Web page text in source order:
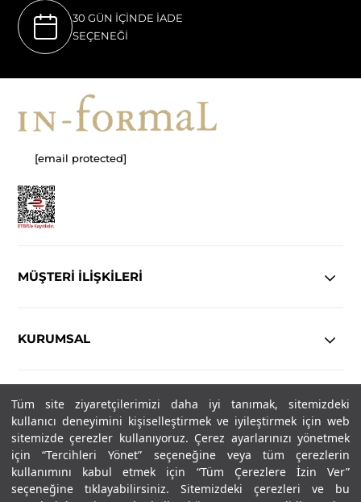
Tüm site ziyaretçilerimizi daha iyi tanımak, sitemizdeki
kullanıcı deneyimini kişiselleştirmek ve iyileştirmek için web
sitemizde çerezler kullanıyoruz. Çerez ayarlarınızı yönetmek
için “Tercihleri Yönet” seçeneğine veya tüm çerezlerin
kullanımını kabul etmek için “Tüm Çerezlere İzin Ver”
seçeneğine tıklayabilirsiniz. Sitemizdeki çerezleri ve bu
30 GÜN İÇİNDE İADE
SEÇENEĞİ
[email protected]
MÜŞTERİ İLİŞKİLERİ
KURUMSAL
YASAL
Copyright© 2025 IN-FORMAL Tüm hakları saklıdır.
SOSYAL MEDYA